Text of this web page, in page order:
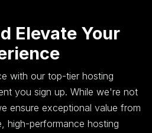
Elevate Your
with our top-tier hosting
you sign up. While we're not
ensure exceptional value from
high-performance hosting